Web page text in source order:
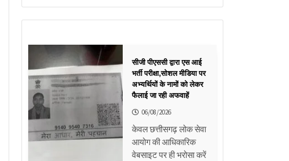
सीजी पीएससी द्वारा एस आई
भर्ती परीक्षा,सोशल मीडिया पर
अभ्यर्थियों के नामों को लेकर
फैलाई जा रही अफवाहें
06/08/2026
केवल छत्तीसगढ़ लोक सेवा
आयोग की आधिकारिक
वेबसाइट पर ही भरोसा करें